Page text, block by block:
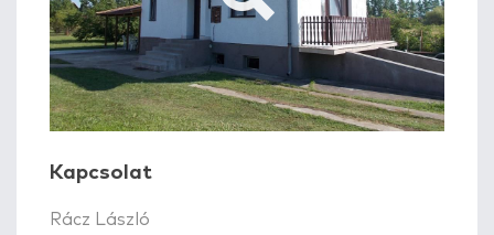
Kapcsolat
Rácz László